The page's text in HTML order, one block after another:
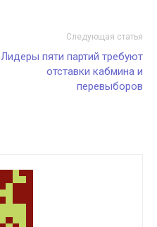
Следующая статья
Лидеры пяти партий требуют
отставки кабмина и
перевыборов